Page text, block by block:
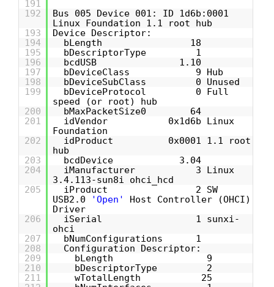
191
192
Bus 005 Device 001: ID 1d6b:0001
Linux Foundation 1.1 root hub
193
Device Descriptor:
194
bLength 18
195
bDescriptorType 1
196
bcdUSB 1.10
197
bDeviceClass 9 Hub
198
bDeviceSubClass 0 Unused
199
bDeviceProtocol 0 Full
speed (or root) hub
200
bMaxPacketSize0 64
201
idVendor 0x1d6b Linux
Foundation
202
idProduct 0x0001 1.1 root
hub
203
bcdDevice 3.04
204
iManufacturer 3 Linux
3.4.113-sun8i ohci_hcd
205
iProduct 2 SW
USB2.0
'Open'
Host Controller (OHCI)
Driver
206
iSerial 1 sunxi-
ohci
207
bNumConfigurations 1
208
Configuration Descriptor:
209
bLength 9
210
bDescriptorType 2
211
wTotalLength 25